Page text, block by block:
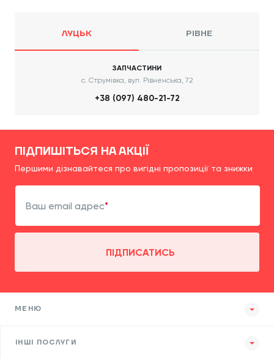
ЛУЦЬК РІВНЕ
ЗАПЧАСТИНИ
с. Струмівка, вул. Рівненська, 72
+38 (097) 480-21-72
ПІДПИШІТЬСЯ НА АКЦІЇ
Першими дізнавайтеся про вигідні пропозиції та знижки
Ваш email адрес
ПІДПИСАТИСЬ
МЕНЮ
ІНШІ ПОСЛУГИ